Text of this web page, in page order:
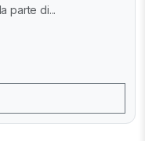
parte di...